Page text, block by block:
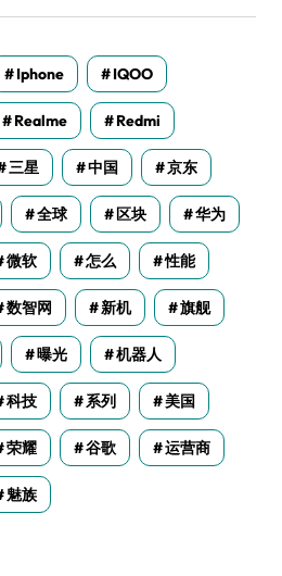
Iphone IQOO
Realme Redmi
三星 中国 京东
全球 区块 华为
微软 怎么 性能
数智网 新机 旗舰
曝光 机器人
科技 系列 美国
荣耀 谷歌 运营商
魅族